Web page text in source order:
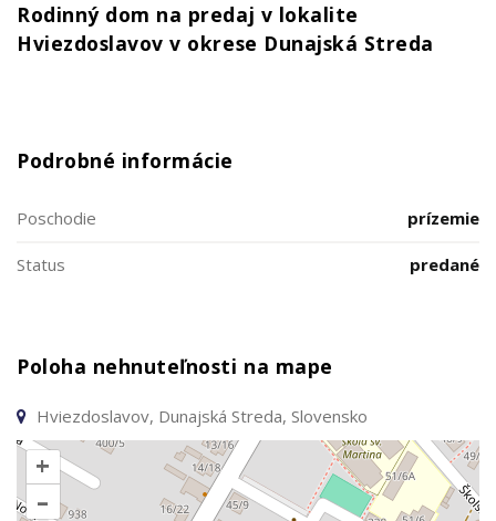
Rodinný dom na predaj v lokalite
Hviezdoslavov v okrese Dunajská Streda
Podrobné informácie
Poschodie prízemie
Status predané
Poloha nehnuteľnosti na mape
Hviezdoslavov, Dunajská Streda, Slovensko
+
–